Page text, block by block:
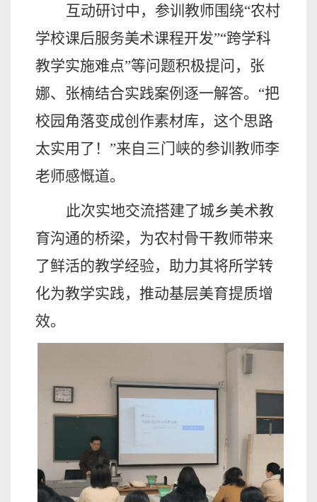
互动研讨中，参训教师围绕“农村
学校课后服务美术课程开发”“跨学科
教学实施难点”等问题积极提问，张
娜、张楠结合实践案例逐一解答。“把
校园角落变成创作素材库，这个思路
太实用了！”来自三门峡的参训教师李
老师感慨道。
此次实地交流搭建了城乡美术教
育沟通的桥梁，为农村骨干教师带来
了鲜活的教学经验，助力其将所学转
化为教学实践，推动基层美育提质增
效。